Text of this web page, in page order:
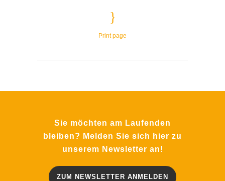
Print page
Sie möchten am Laufenden
bleiben? Melden Sie sich hier zu
unserem Newsletter an!
ZUM NEWSLETTER ANMELDEN